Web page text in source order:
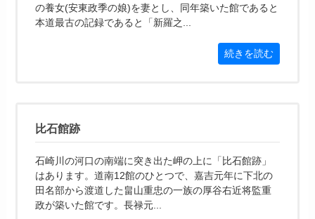
の養女(安東政季の娘)を妻とし、同年築いた館であると
本道最古の記録であると「新羅之...
続きを読む
比石館跡
石崎川の河口の南端に突き出た岬の上に「比石館跡」
はあります。道南12館のひとつで、嘉吉元年に下北の
田名部から渡道した畠山重忠の一族の厚谷右近将監重
政が築いた館です。長禄元...